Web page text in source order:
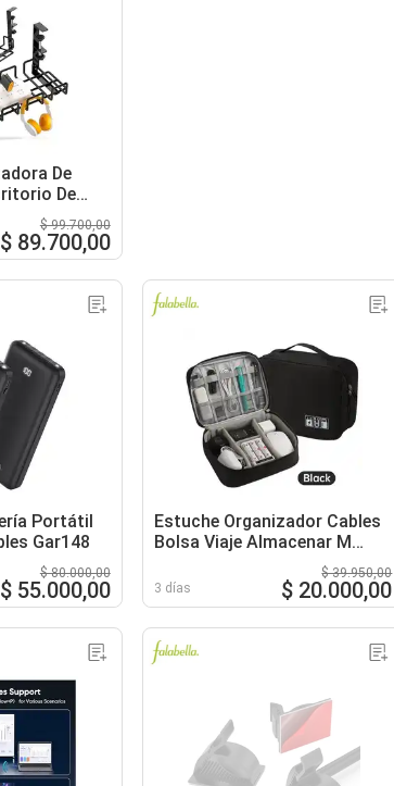
De
De
$ 99.700,00
$ 89.700,00
Portátil
Gar148
$ 80.000,00
$ 55.000,00
Estuche Organizador Cables
Bolsa Viaje Almacenar M
3 días
$ 39.950,00
$ 20.000,00